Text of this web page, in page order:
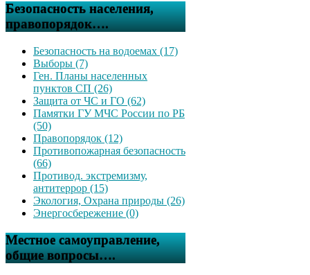
Безопасность населения,
правопорядок….
Безопасность на водоемах (17)
Выборы (7)
Ген. Планы населенных
пунктов СП (26)
Защита от ЧС и ГО (62)
Памятки ГУ МЧС России по РБ
(50)
Правопорядок (12)
Противопожарная безопасность
(66)
Противод. экстремизму,
антитеррор (15)
Экология, Охрана природы (26)
Энергосбережение (0)
Местное самоуправление,
общие вопросы….